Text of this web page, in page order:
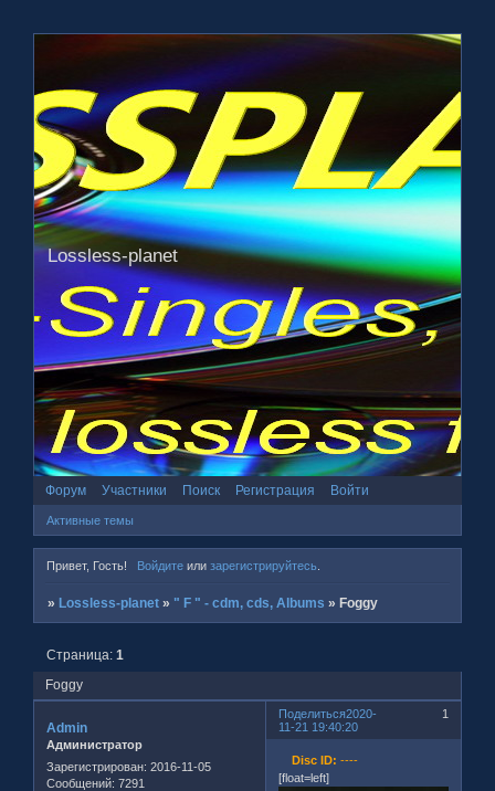
Lossless-planet
Форум Участники Поиск Регистрация Войти
Активные темы
Привет, Гость! Войдитеили зарегистрируйтесь.
» Lossless-planet » " F " - cdm, cds, Albums » Foggy
Foggy
Страница:1
Поделиться 1
2020-
11-21 19:40:20
Admin
Администратор
Зарегистрирован: 2016-11-05
Сообщений: 7291
Disc ID: ----
[float=left]